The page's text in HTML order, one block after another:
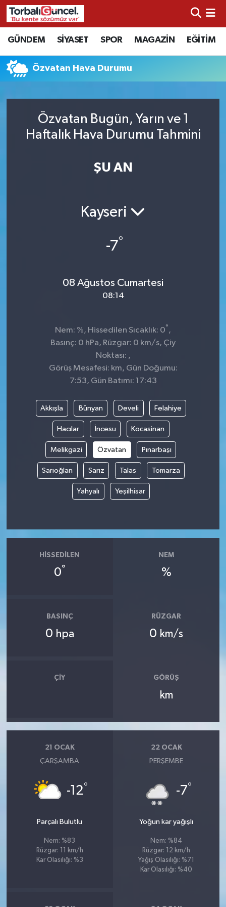
GÜNDEM SİYASET SPOR MAGAZİN EĞİTİM
Özvatan Hava Durumu
Özvatan Bugün, Yarın ve 1
Haftalık Hava Durumu Tahmini
ŞU AN
Kayseri
-7°
08 Ağustos Cumartesi
08:14
Nem: %, Hissedilen Sıcaklık: 0° ,
Basınç: 0 hPa, Rüzgar: 0 km/s, Çiy
Noktası: ,
Görüş Mesafesi: km, Gün Doğumu:
7:53, Gün Batımı: 17:43
Akkışla Bünyan Develi Felahiye
Hacılar İncesu Kocasinan
Melikgazi Özvatan Pınarbaşı
Sarıoğlan Sarız Talas Tomarza
Yahyalı Yeşilhisar
HISSEDILEN
0°
NEM
%
BASINÇ
0 hpa
RÜZGAR
0 km/s
ÇIY GÖRÜŞ
km
21 OCAK
ÇARŞAMBA
-12°
Parçalı Bulutlu
Nem: %83
Rüzgar: 11 km/h
Kar Olasılığı: %3
22 OCAK
PERŞEMBE
-7°
Yoğun kar yağışlı
Nem: %84
Rüzgar: 12 km/h
Yağış Olasılığı: %71
Kar Olasılığı: %40
İzmir Nöbetçi Eczaneler
İzmir Hava Durumu
İzmir Trafik Yoğunluk Haritası
Süper Lig Puan Durumu ve Fikstür